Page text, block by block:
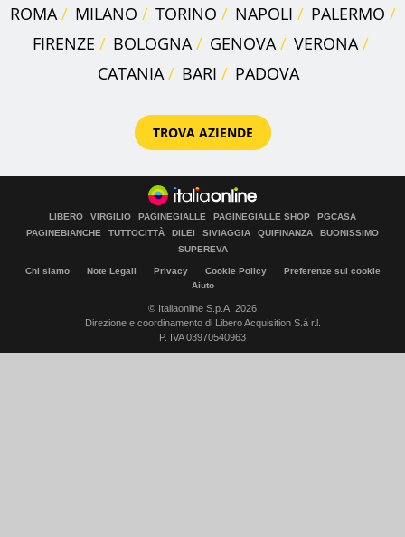
ROMA MILANO TORINO NAPOLI
PALERMO
FIRENZE
BOLOGNA GENOVA
VERONA
CATANIA
BARI PADOVA
TROVA AZIENDE
LIBERO VIRGILIO PAGINEGIALLE PAGINEGIALLE SHOP
PGCASA
PAGINEBIANCHE
TUTTOCITTÀ DILEI SIVIAGGIA QUIFINANZA
BUONISSIMO
SUPEREVA
Chi siamo Note Legali Privacy Cookie Policy
Preferenze sui cookie
Aiuto
© Italiaonline S.p.A. 2026
Direzione e coordinamento di Libero Acquisition S.á r.l.
P. IVA 03970540963